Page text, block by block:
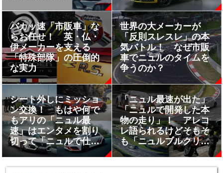
バカッ速「市販車」な
らお任せ！ 英・仏・
伊メーカーを支える
「特殊部隊」の圧倒的
な実力
世界の大メーカーが
「反則スレスレ」の本
気バトル！ なぜ市販
車でニュルのタイムを
争うのか？
シート外しにミッショ
ン交換！ もはや何で
もアリの「ニュル最
速」はエンタメを割り
切って「ニュルで仕上
げた」にこそ価値があ
「ニュル最速が出た」
「ニュルで開発した本
物の走り」！ アレコ
レ語られるけどそもそ
も「ニュルブルクリン
ク」って何？